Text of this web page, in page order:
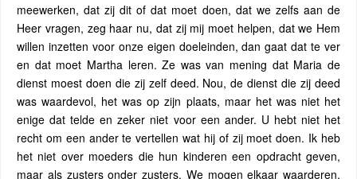
meewerken, dat zij dit of dat moet doen, dat we zelfs aan de
Heer vragen, zeg haar nu, dat zij mij moet helpen, dat we Hem
willen inzetten voor onze eigen doeleinden, dan gaat dat te ver
en dat moet Martha leren. Ze was van mening dat Maria de
dienst moest doen die zij zelf deed. Nou, de dienst die zij deed
was waardevol, het was op zijn plaats, maar het was niet het
enige dat telde en zeker niet voor een ander. U hebt niet het
recht om een ander te vertellen wat hij of zij moet doen. Ik heb
het niet over moeders die hun kinderen een opdracht geven,
maar als zusters onder zusters. We mogen elkaar waarderen,